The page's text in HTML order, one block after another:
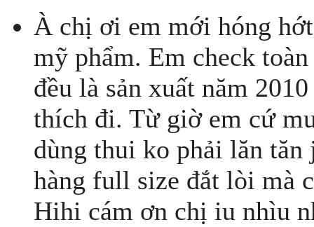
À chị ơi em mới hóng
mỹ phẩm. Em check
đều là sản xuất năm
thích đi. Từ giờ em cứ
dùng thui ko phải lăn tăn
hàng full size đắt lòi mà
Hihi cám ơn chị iu nhìu